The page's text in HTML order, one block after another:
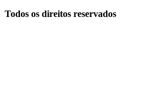
Todos os direitos reservados